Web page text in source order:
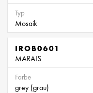
Typ
Mosaik
IROB0601
MARAIS
Farbe
grey (grau)